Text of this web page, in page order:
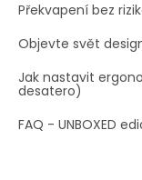
Překvapení bez
Objevte svět
Jak nastavit
desatero)
FAQ - UNBOXED